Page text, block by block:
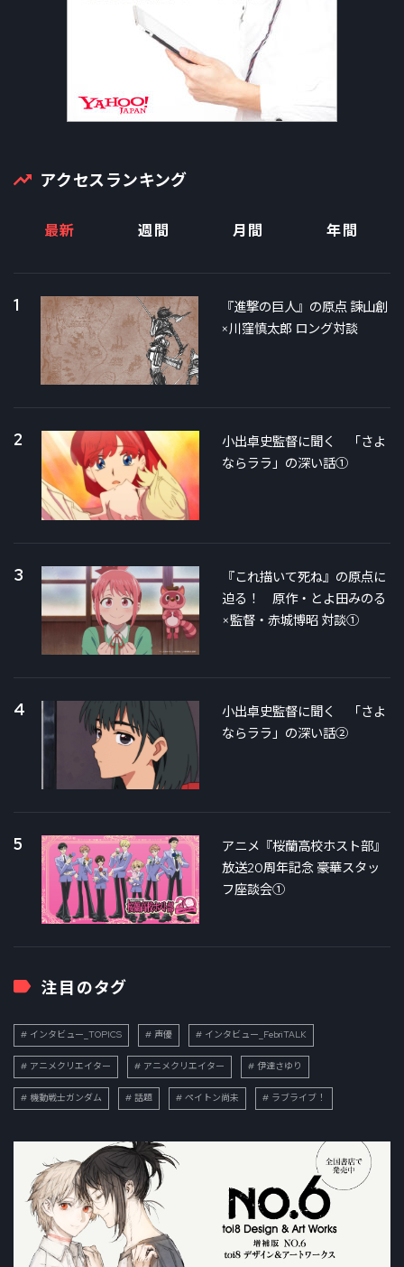
アクセスランキング
最新 週間 月間 年間
1
『進撃の巨人』の原点 諫山創
×川窪慎太郎 ロング対談
2
小出卓史監督に聞く 「さよ
ならララ」の深い話①
3
『これ描いて死ね』の原点に
迫る！ 原作・とよ田みのる
×監督・赤城博昭 対談①
4
小出卓史監督に聞く 「さよ
ならララ」の深い話②
5
アニメ『桜蘭高校ホスト部』
放送20周年記念 豪華スタッ
フ座談会①
注目のタグ
インタビュー_TOPICS 声優 インタビュー_FebriTALK
アニメクリエイター アニメクリエイター 伊達さゆり
機動戦士ガンダム 話題 ペイトン尚未 ラブライブ！